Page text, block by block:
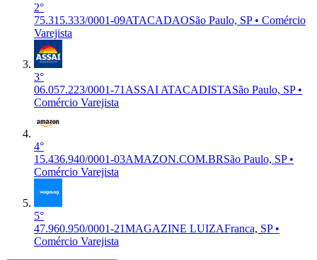
2°
75.315.333/0001-09ATACADAOSão Paulo, SP • Comércio
Varejista
3°
06.057.223/0001-71 ASSAI ATACADISTASão Paulo, SP •
Comércio Varejista
4°
15.436.940/0001-03AMAZON.COM.BRSão Paulo, SP •
Comércio Varejista
5°
47.960.950/0001-21MAGAZINE LUIZAFranca, SP •
Comércio Varejista